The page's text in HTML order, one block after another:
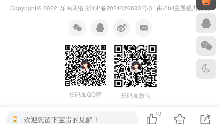
Copyright © 2022 ·乐商网络·浙ICP备2021026883号-3 · 由Zibll主题强力驱动.
扫码加QQ群 扫码加微信
欢迎您留下宝贵的见解！
10